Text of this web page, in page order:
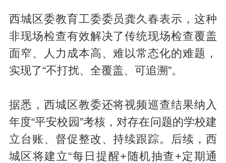
西城区委教育工委委员龚久春表示，这种
非现场检查有效解决了传统现场检查覆盖
面窄、人力成本高、难以常态化的难题，
实现了“不打扰、全覆盖、可追溯”。
据悉，西城区教委还将视频巡查结果纳入
年度“平安校园”考核，对存在问题的学校建
立台账、督促整改、持续跟踪。后续，西
城区将建立“每日提醒+随机抽查+定期通